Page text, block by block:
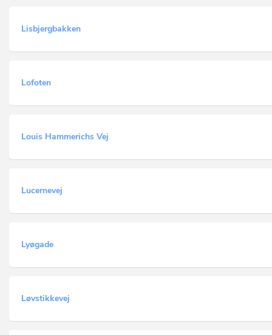
Lisbjergbakken
Lofoten
Louis Hammerichs Vej
Lucernevej
Lyøgade
Løvstikkevej